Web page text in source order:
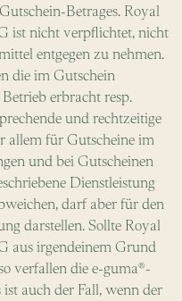
Betrages. Royal
ist nicht verpflichtet, nicht
entgegen zu nehmen.
die im Gutschein
erbracht resp.
und rechtzeitige
allem für Gutscheine im
und bei Gutscheinen
Dienstleistung
darf aber für den
darstellen. Sollte Royal
aus irgendeinem Grund
verfallen die e-guma®-
ist auch der Fall, wenn der